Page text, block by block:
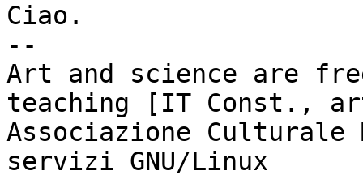
Ciao.
--
Art and science are
teaching [IT Const.,
Associazione